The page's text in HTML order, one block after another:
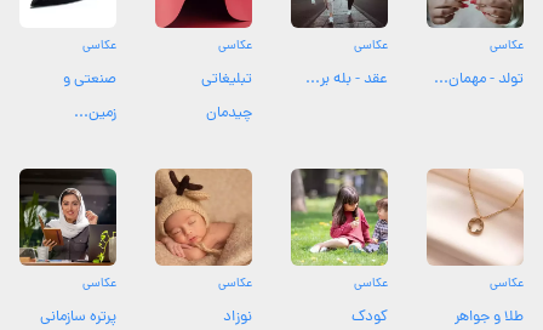
عکاسی
تولد - مهمان...
عکاسی
عقد - بله بر...
عکاسی
تبلیغاتی
چیدمان
عکاسی
صنعتی و
زمین...
عکاسی
طلا و جواهر
عکاسی
کودک
عکاسی
نوزاد
عکاسی
پرتره سازمانی